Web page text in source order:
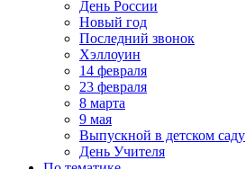
День России
Новый год
Последний звонок
Хэллоуин
14 февраля
23 февраля
8 марта
9 мая
Выпускной в детском саду
День Учителя